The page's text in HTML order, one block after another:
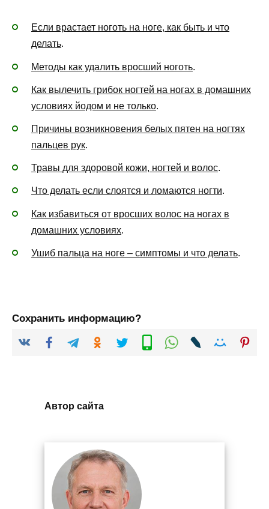
Если врастает ноготь на ноге, как быть и что
делать.
Методы как удалить вросший ноготь.
Как вылечить грибок ногтей на ногах в домашних
условиях йодом и не только.
Причины возникновения белых пятен на ногтях
пальцев рук.
Травы для здоровой кожи, ногтей и волос.
Что делать если слоятся и ломаются ногти.
Как избавиться от вросших волос на ногах в
домашних условиях.
Ушиб пальца на ноге – симптомы и что делать.
Сохранить информацию?
Автор сайта